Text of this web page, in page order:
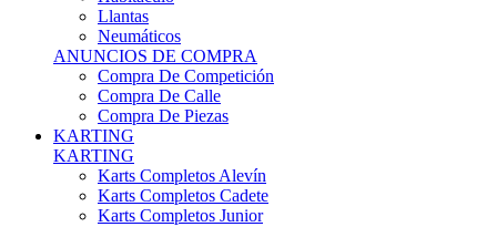
Neumáticos
ANUNCIOS DE COMPRA
Compra De Competición
Compra De Calle
Compra De Piezas
KARTING
KARTING
Karts Completos Alevín
Karts Completos Cadete
Karts Completos Junior
Karts Completos Senior